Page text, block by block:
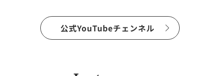
公式YouTubeチェンネル